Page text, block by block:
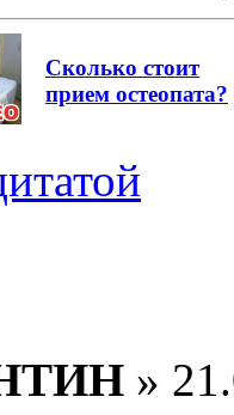
Сколько стоит
прием остеопата?
»